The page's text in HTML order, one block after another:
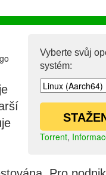
Vyberte svůj
systém:
Torrent,